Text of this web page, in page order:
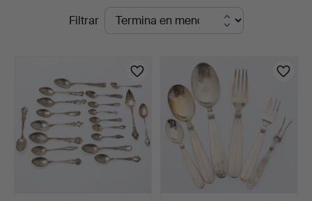
SubastasFiltrar